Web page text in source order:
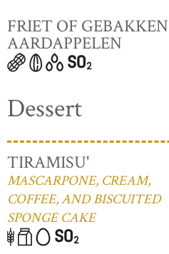
FRIET OF GEBAKKEN
AARDAPPELEN
Dessert
TIRAMISU'
MASCARPONE, CREAM,
COFFEE, AND BISCUITED
SPONGE CAKE